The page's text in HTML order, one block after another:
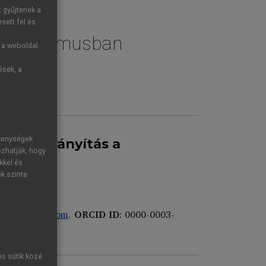
a
hungary.com. ORCID ID: 0000-0003-
a
fel és
weboldal
a
hogy
és
szinte
sütik közé